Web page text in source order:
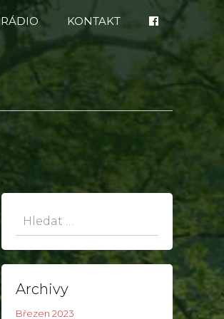
RÁDIO KONTAKT
Hledat:
Archivy
Březen 2023